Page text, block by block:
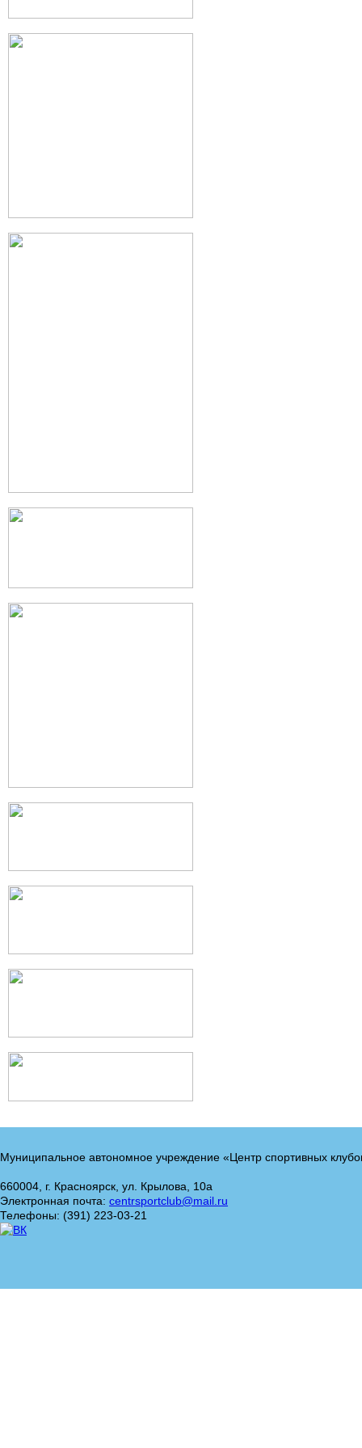
Муниципальное автономное учреждение «Центр спортивных
660004, г. Красноярск, ул. Крылова, 10а
Электронная почта: centrsportclub@mail.ru
Телефоны: (391) 223-03-21